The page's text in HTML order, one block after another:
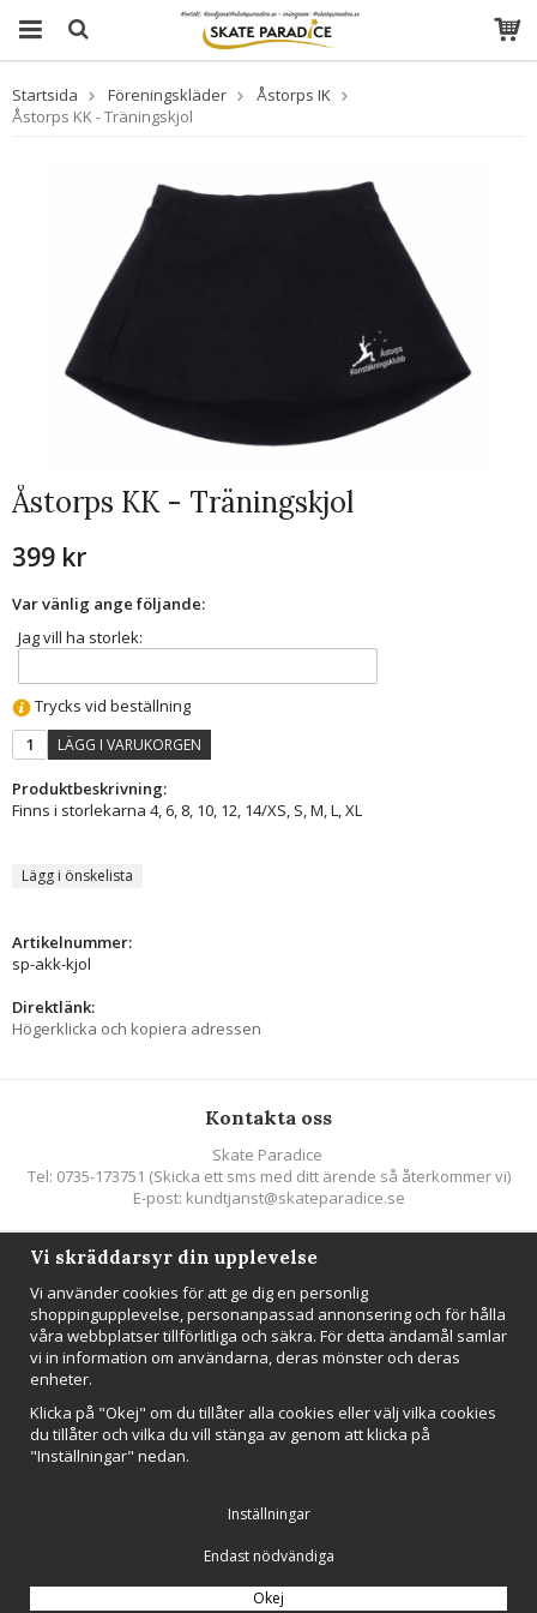
Startsida Föreningskläder
Åstorps IK
Åstorps KK - Träningskjol
Åstorps KK - Träningskjol
399 kr
Var vänlig ange följande:
Jag vill ha storlek:
Trycks vid beställning
LÄGG I VARUKORGEN
Produktbeskrivning:
Finns i storlekarna 4, 6, 8, 10, 12, 14/XS, S, M, L, XL
Lägg i önskelista
Artikelnummer:
sp-akk-kjol
Direktlänk:
Högerklicka och kopiera adressen
Kontakta oss
Skate Paradice
Tel: 0735-173751 (Skicka ett sms med ditt ärende så återkommer vi)
E-post: kundtjanst@skateparadice.se
Följ oss
Anmäl mig
Drift & produktion:Wikinggruppen
Vi skräddarsyr din upplevelse
Vi använder cookies för att ge dig en personlig
shoppingupplevelse, personanpassad annonsering och för hålla
våra webbplatser tillförlitliga och säkra. För detta ändamål samlar
vi in information om användarna, deras mönster och deras
enheter.
Klicka på "Okej" om du tillåter alla cookies eller välj vilka cookies
du tillåter och vilka du vill stänga av genom att klicka på
"Inställningar" nedan.
Inställningar
Endast nödvändiga
Okej